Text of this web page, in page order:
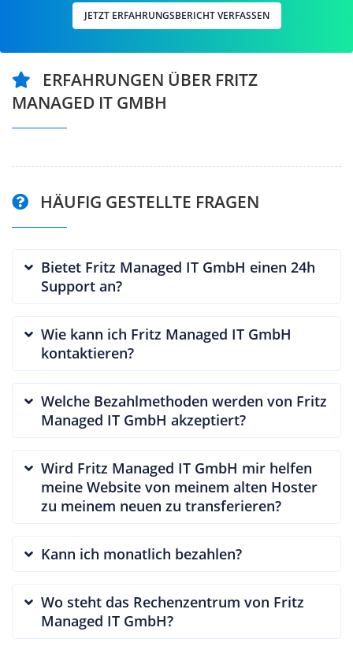
JETZT ERFAHRUNGSBERICHT VERFASSEN
ERFAHRUNGEN ÜBER FRITZ
MANAGED IT GMBH
HÄUFIG GESTELLTE FRAGEN
Bietet Fritz Managed IT GmbH einen 24h
Support an?
Wie kann ich Fritz Managed IT GmbH
kontaktieren?
Welche Bezahlmethoden werden von Fritz
Managed IT GmbH akzeptiert?
Wird Fritz Managed IT GmbH mir helfen
meine Website von meinem alten Hoster
zu meinem neuen zu transferieren?
Kann ich monatlich bezahlen?
Wo steht das Rechenzentrum von Fritz
Managed IT GmbH?